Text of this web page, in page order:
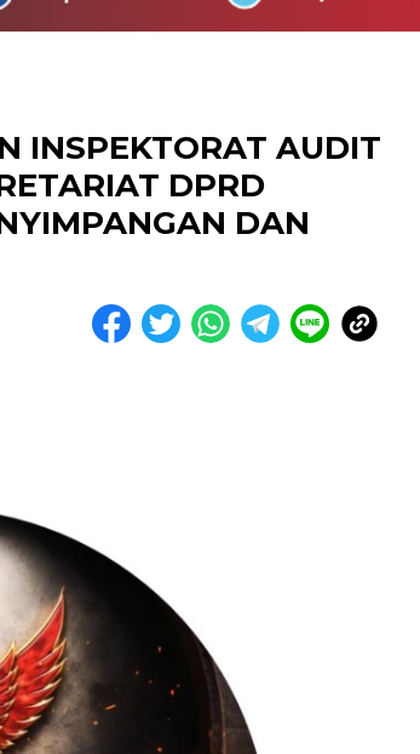
INSPEKTORAT AUDIT
DPRD
DAN